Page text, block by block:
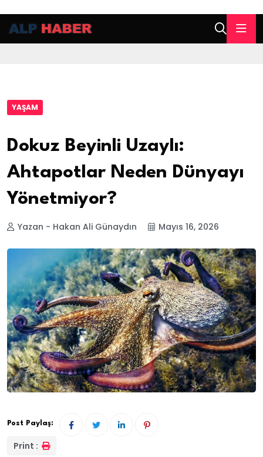
YAŞAM
Dokuz Beyinli Uzaylı:
Ahtapotlar Neden Dünyayı
Yönetmiyor?
Yazan - Hakan Ali Günaydın Mayıs 16, 2026
Post Paylaş:
Print :